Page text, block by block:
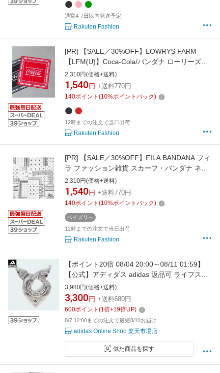
通常4-7日以内発送予定
Rakuten Fashion
[PR]
【SALE／30%OFF】LOWRYS FARM
【LFM(U)】Coca-Cola/バンダナ ローリーズフ
ァーム ファッション雑貨 スカーフ・バンダナ
レッド ブラック
2,310円(価格+送料)
1,540 円 +送料770円
140ポイント (10%ポイントバック)
12時までの注文で当日出荷
Rakuten Fashion
[PR]
【SALE／30%OFF】FILA BANDANA フィ
ラ ファッション雑貨 スカーフ・バンダナ ネイ
ビー ホワイト
2,310円(価格+送料)
1,540 円 +送料770円
140ポイント (10%ポイントバック)
ペイズリー
12時までの注文で当日出荷
Rakuten Fashion
【ポイント20倍 08/04 20:00～08/11 01:59】
【公式】アディダス adidas 返品可 ライフスタ
イル ピン&スカーフ オリジナルス ユニセック
ス アクセサリー スカーフ・ネックウォーマー
白 ホワイト KW7359 【PTU】
3,980円(価格+送料)
3,300 円 +送料680円
600ポイント (1倍+19倍UP)
8/7 12:00までの注文で最短8/10お届け
adidas Online Shop 楽天市場店
似た商品を探す